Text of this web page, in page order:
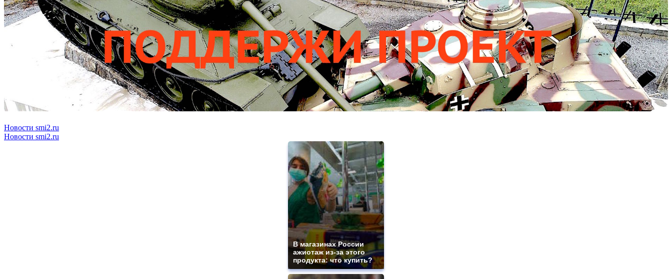
Новости smi2.ru
Новости smi2.ru
В магазинах России
ажиотаж из-за этого
продукта: что купить?